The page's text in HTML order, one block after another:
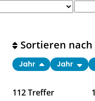
112Treffer
Sortieren nach
Jahr Jahr